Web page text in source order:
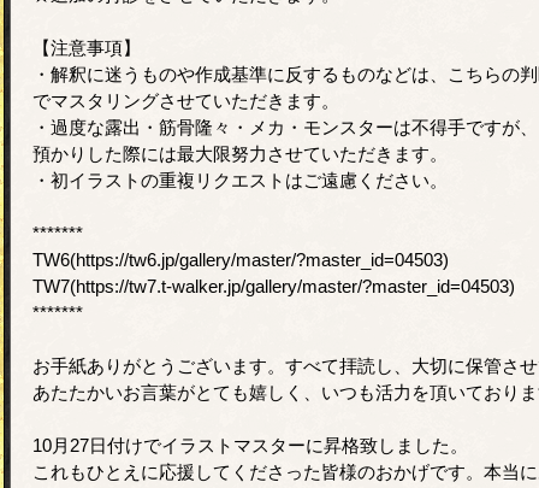
【注意事項】
・解釈に迷うものや作成基準に反するものなどは、こちらの
でマスタリングさせていただきます。
・過度な露出・筋骨隆々・メカ・モンスターは不得手ですが
預かりした際には最大限努力させていただきます。
・初イラストの重複リクエストはご遠慮ください。
*******
TW6(https://tw6.jp/gallery/master/?master_id=04503)
TW7(https://tw7.t-walker.jp/gallery/master/?master_id=04503)
*******
お手紙ありがとうございます。すべて拝読し、大切に保管さ
あたたかいお言葉がとても嬉しく、いつも活力を頂いており
10月27日付けでイラストマスターに昇格致しました。
これもひとえに応援してくださった皆様のおかげです。本当